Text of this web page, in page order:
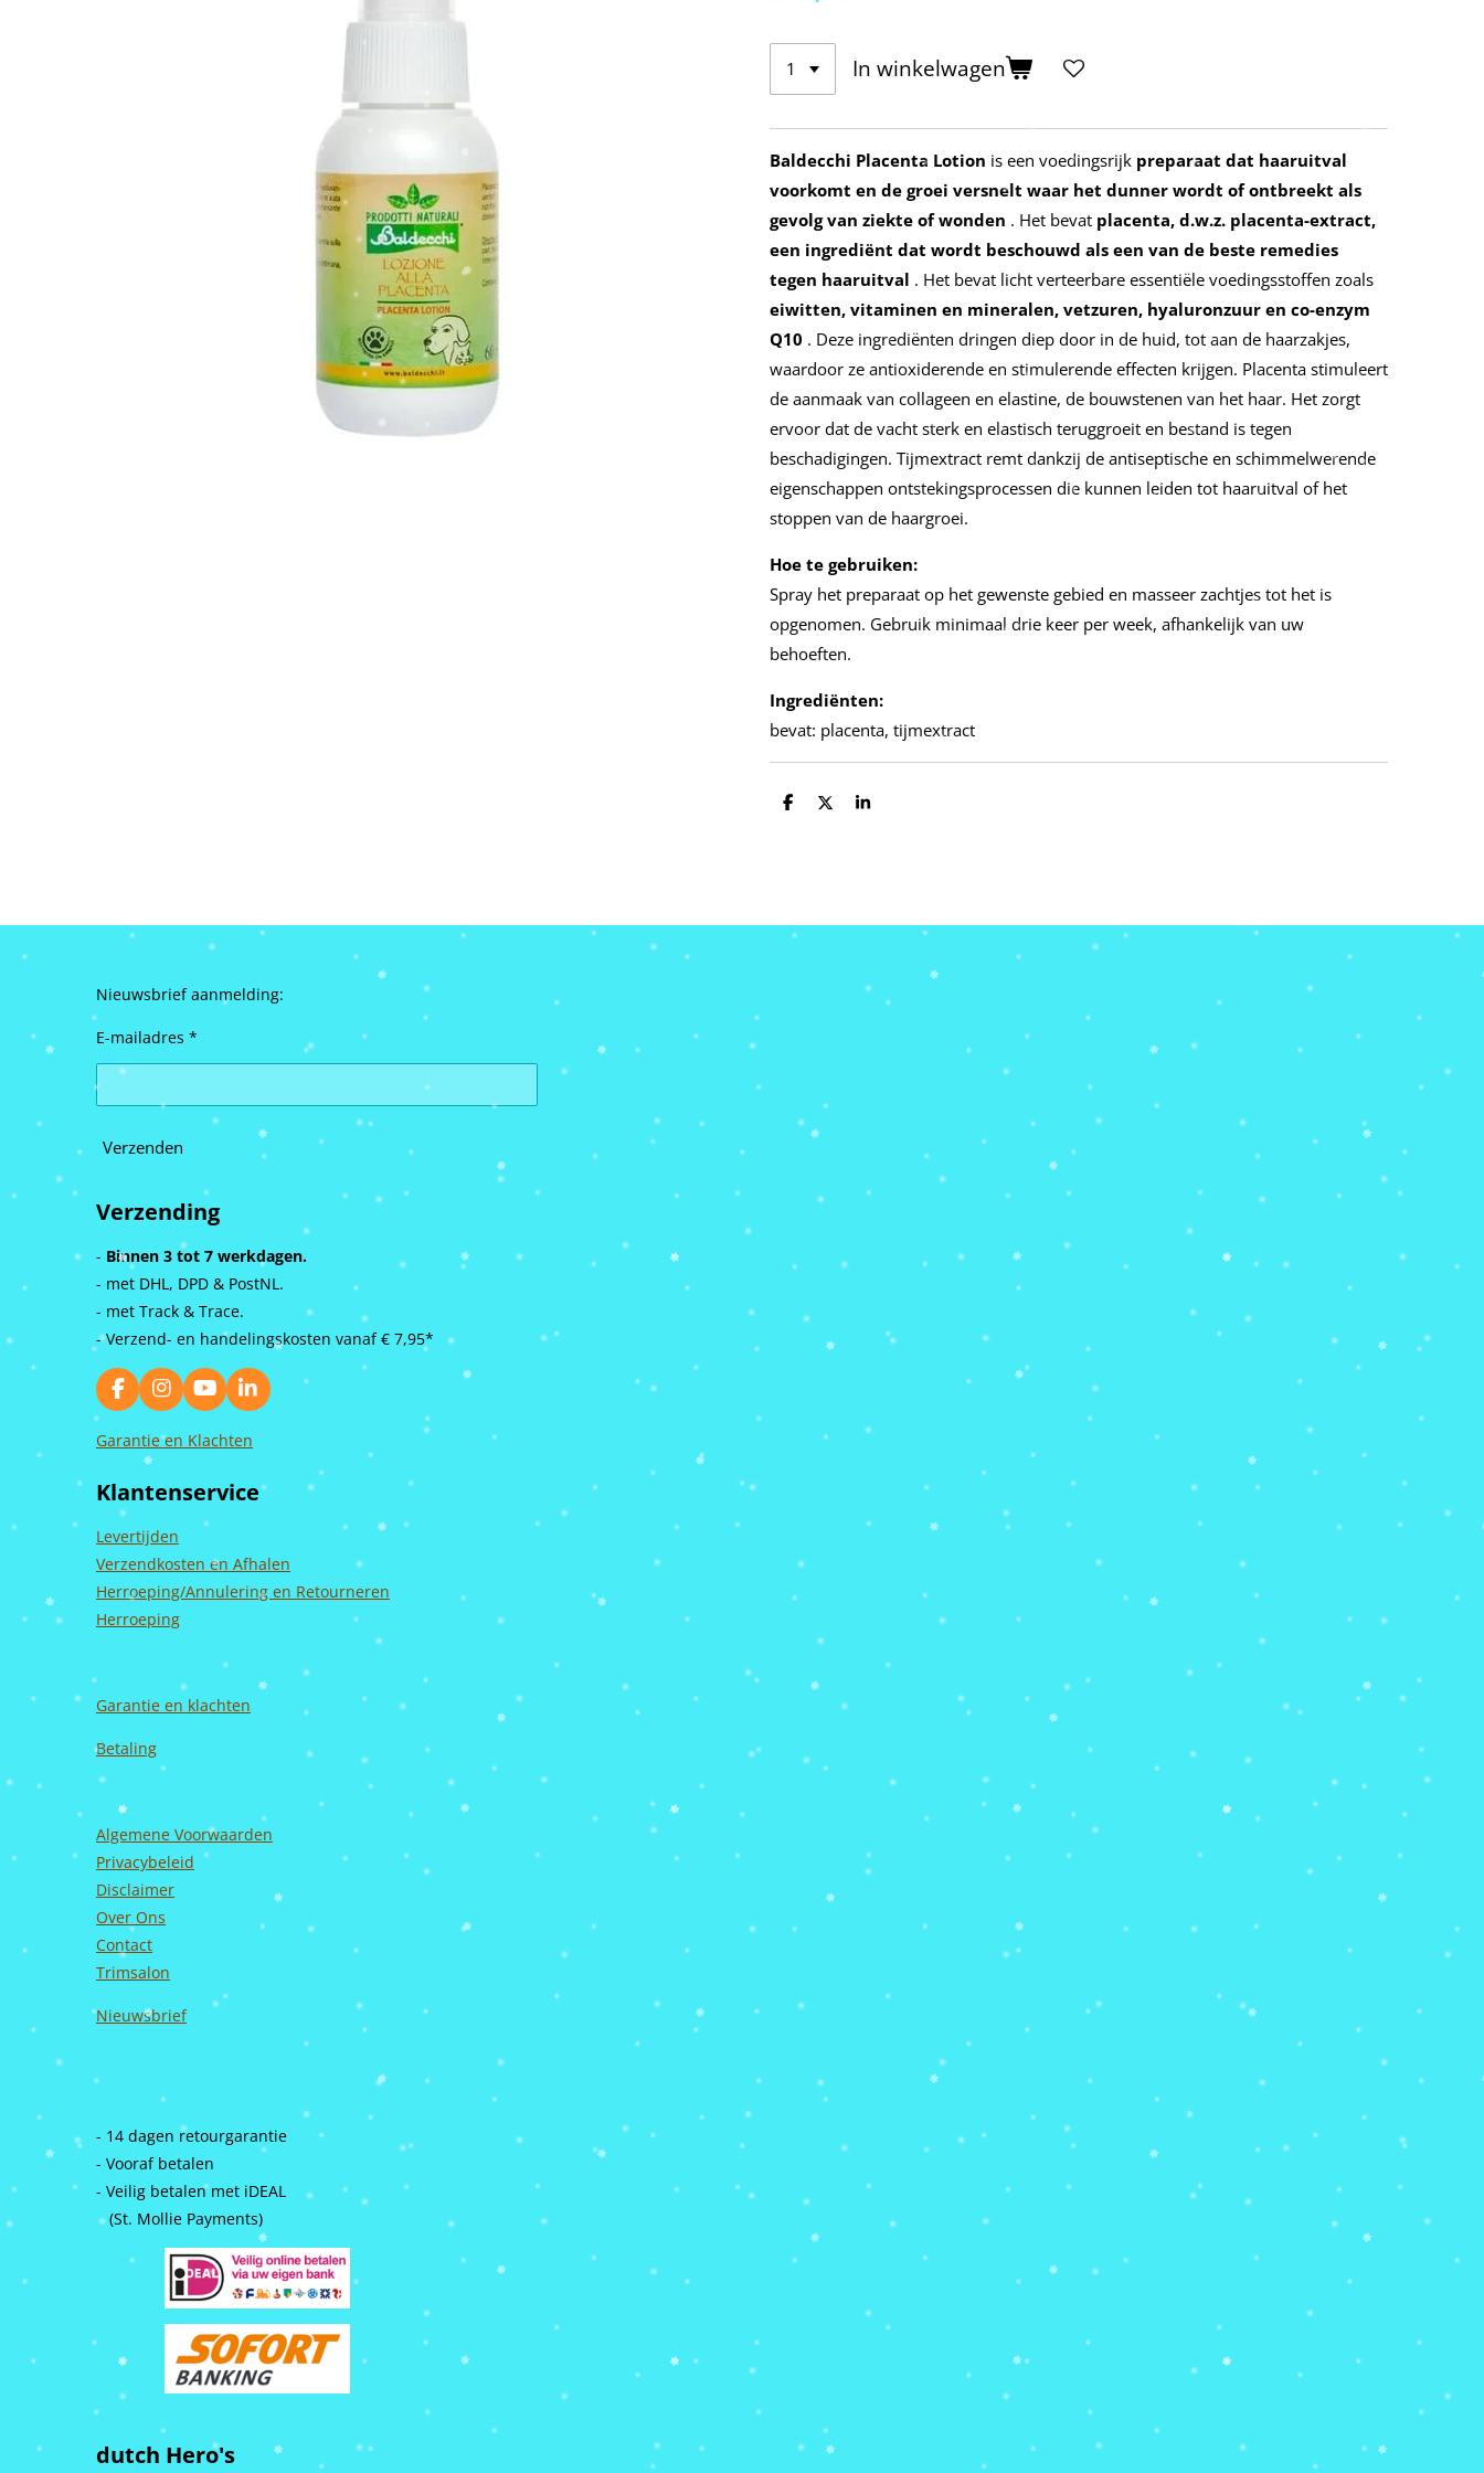
In winkelwagen
Baldecchi Placenta Lotion is een voedingsrijk preparaat dat haaruitval
voorkomt en de groei versnelt waar het dunner wordt of ontbreekt als
gevolg van ziekte of wonden . Het bevat placenta, d.w.z. placenta-extract,
een ingrediënt dat wordt beschouwd als een van de beste remedies
tegen haaruitval . Het bevat licht verteerbare essentiële voedingsstoffen zoals
eiwitten, vitaminen en mineralen, vetzuren, hyaluronzuur en co-enzym
Q10 . Deze ingrediënten dringen diep door in de huid, tot aan de haarzakjes,
waardoor ze antioxiderende en stimulerende effecten krijgen. Placenta stimuleert
de aanmaak van collageen en elastine, de bouwstenen van het haar. Het zorgt
ervoor dat de vacht sterk en elastisch teruggroeit en bestand is tegen
beschadigingen. Tijmextract remt dankzij de antiseptische en schimmelwerende
eigenschappen ontstekingsprocessen die kunnen leiden tot haaruitval of het
stoppen van de haargroei.
Hoe te gebruiken:
Spray het preparaat op het gewenste gebied en masseer zachtjes tot het is
opgenomen. Gebruik minimaal drie keer per week, afhankelijk van uw
behoeften.
Ingrediënten:
bevat: placenta, tijmextract
D
D
S
Nieuwsbrief aanmelding:
E-mailadres *
Verzenden
Verzending
- Binnen 3 tot 7 werkdagen.
- met DHL, DPD & PostNL.
- met Track & Trace.
- Verzend- en handelingskosten vanaf € 7,95*
F
a
c
o
o
k
I
n
s
g
a
m
Y
o
u
b
e
L
i
n
d
Garantie en Klachten
Klantenservice
Levertijden
Verzendkosten en Afhalen
Herroeping/Annulering en Retourneren
Herroeping
Garantie en klachten
Betaling
Algemene Voorwaarden
Privacybeleid
Disclaimer
Over Ons
Contact
Trimsalon
Nieuwsbrief
- 14 dagen retourgarantie
- Vooraf betalen
- Veilig betalen met iDEAL
(St. Mollie Payments)
dutch Hero's